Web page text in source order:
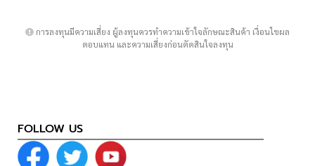
การลงทุนมีความเสี่ยง ผู้ลงทุนควรทำความเข้าใจลักษณะสินค้า เงื่อนไขผล
ตอบแทน และความเสี่ยงก่อนตัดสินใจลงทุน
FOLLOW US